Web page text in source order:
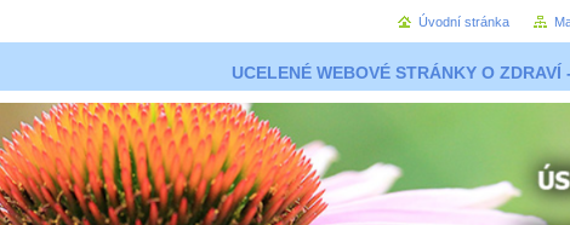
UCELENÉ WEBOVÉ STRÁNKY O ZDRAVÍ
Úvodní stránka